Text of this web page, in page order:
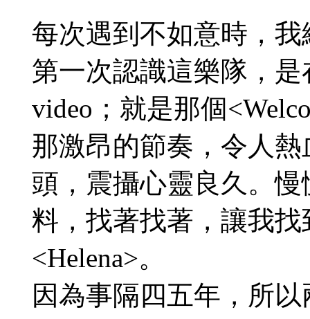
每次遇到不如意時，
第一次認識這樂隊，
video；就是那個
那激昂的節奏，令人
頭，震攝心靈良久。
料，找著找著，讓我
<Helena>。
因為事隔四五年，所